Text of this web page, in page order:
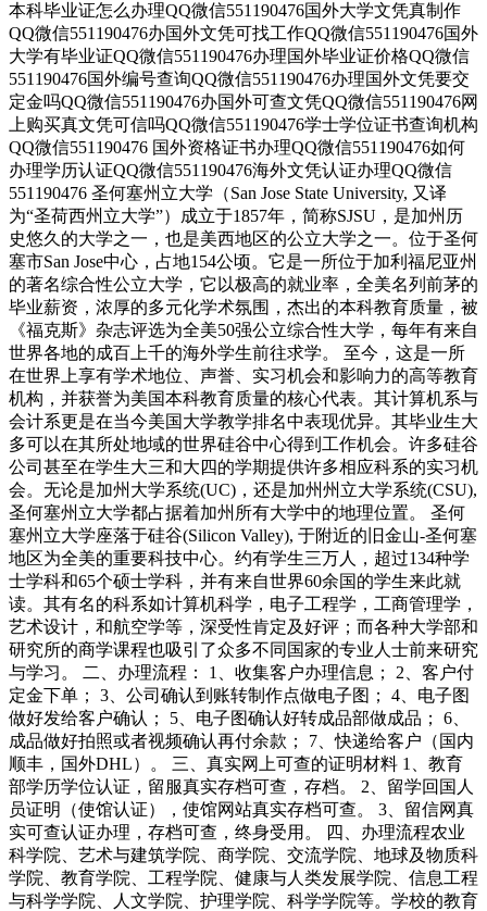
本科毕业证怎么办理QQ微信551190476国外大学文凭真制作
QQ微信551190476办国外文凭可找工作QQ微信551190476国外
大学有毕业证QQ微信551190476办理国外毕业证价格QQ微信
551190476国外编号查询QQ微信551190476办理国外文凭要交
定金吗QQ微信551190476办国外可查文凭QQ微信551190476网
上购买真文凭可信吗QQ微信551190476学士学位证书查询机构
QQ微信551190476 国外资格证书办理QQ微信551190476如何
办理学历认证QQ微信551190476海外文凭认证办理QQ微信
551190476 圣何塞州立大学（San Jose State University, 又译
为“圣荷西州立大学”）成立于1857年，简称SJSU，是加州历
史悠久的大学之一，也是美西地区的公立大学之一。位于圣何
塞市San Jose中心，占地154公顷。它是一所位于加利福尼亚州
的著名综合性公立大学，它以极高的就业率，全美名列前茅的
毕业薪资，浓厚的多元化学术氛围，杰出的本科教育质量，被
《福克斯》杂志评选为全美50强公立综合性大学，每年有来自
世界各地的成百上千的海外学生前往求学。 至今，这是一所
在世界上享有学术地位、声誉、实习机会和影响力的高等教育
机构，并获誉为美国本科教育质量的核心代表。其计算机系与
会计系更是在当今美国大学教学排名中表现优异。其毕业生大
多可以在其所处地域的世界硅谷中心得到工作机会。许多硅谷
公司甚至在学生大三和大四的学期提供许多相应科系的实习机
会。无论是加州大学系统(UC)，还是加州州立大学系统(CSU),
圣何塞州立大学都占据着加州所有大学中的地理位置。 圣何
塞州立大学座落于硅谷(Silicon Valley), 于附近的旧金山-圣何塞
地区为全美的重要科技中心。约有学生三万人，超过134种学
士学科和65个硕士学科，并有来自世界60余国的学生来此就
读。其有名的科系如计算机科学，电子工程学，工商管理学，
艺术设计，和航空学等，深受性肯定及好评；而各种大学部和
研究所的商学课程也吸引了众多不同国家的专业人士前来研究
与学习。 二、办理流程： 1、收集客户办理信息； 2、客户付
定金下单； 3、公司确认到账转制作点做电子图； 4、电子图
做好发给客户确认； 5、电子图确认好转成品部做成品； 6、
成品做好拍照或者视频确认再付余款； 7、快递给客户（国内
顺丰，国外DHL）。 三、真实网上可查的证明材料 1、教育
部学历学位认证，留服真实存档可查，存档。 2、留学回国人
员证明（使馆认证），使馆网站真实存档可查。 3、留信网真
实可查认证办理，存档可查，终身受用。 四、办理流程农业
科学院、艺术与建筑学院、商学院、交流学院、地球及物质科
学院、教育学院、工程学院、健康与人类发展学院、信息工程
与科学学院、人文学院、护理学院、科学学院等。学校的教育